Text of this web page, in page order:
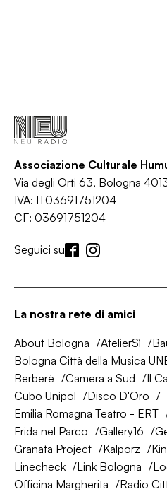
Associazione Culturale
Via degli Orti 63, Bologna
IVA: IT03691751204
CF: 03691751204
Seguici su
La nostra rete di amici
About Bologna AtelierSì
Bologna Città della Musica
Berberè
Camera a Sud Il
Cubo Unipol
Disco D'Oro
Emilia Romagna Teatro - ERT
Frida nel Parco
Gallery16
Granata Project
Kalporz
Linecheck
Link Bologna
Officina Margherita
Radio